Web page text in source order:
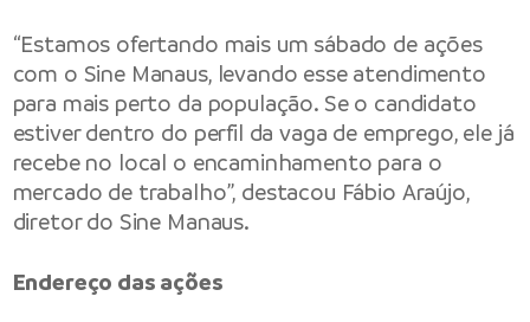
“Estamos ofertando mais um sábado de ações
com o Sine Manaus, levando esse atendimento
para mais perto da população. Se o candidato
estiver dentro do perfil da vaga de emprego, ele já
recebe no local o encaminhamento para o
mercado de trabalho”, destacou Fábio Araújo,
diretor do Sine Manaus.
Endereço das ações